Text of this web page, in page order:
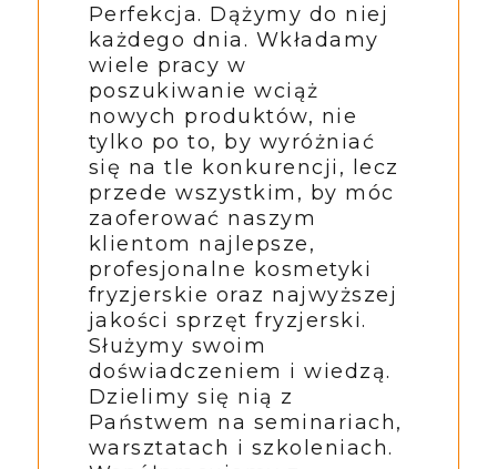
Perfekcja. Dążymy do niej
każdego dnia. Wkładamy
wiele pracy w
poszukiwanie wciąż
nowych produktów, nie
tylko po to, by wyróżniać
się na tle konkurencji, lecz
przede wszystkim, by móc
zaoferować naszym
klientom najlepsze,
profesjonalne kosmetyki
fryzjerskie oraz najwyższej
jakości sprzęt fryzjerski.
Służymy swoim
doświadczeniem i wiedzą.
Dzielimy się nią z
Państwem na seminariach,
warsztatach i szkoleniach.